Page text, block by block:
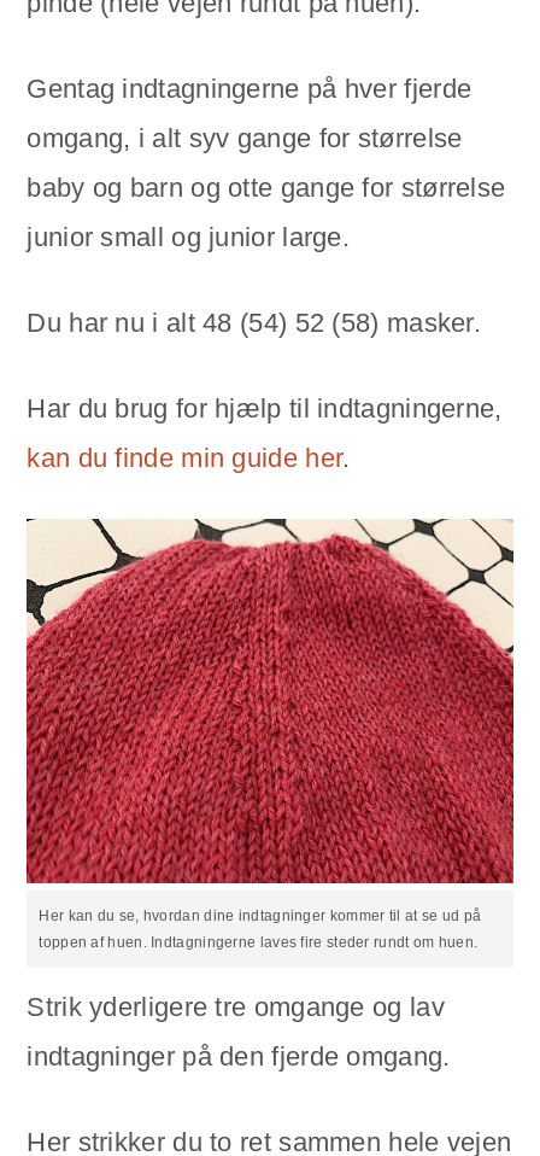
Gentag indtagningerne på hver fjerde
omgang, i alt syv gange for størrelse
baby og barn og otte gange for størrelse
junior small og junior large.
Du har nu i alt 48 (54) 52 (58) masker.
Har du brug for hjælp til indtagningerne,
kan du finde min guide her.
Her kan du se, hvordan dine indtagninger kommer til at se ud på
toppen af huen. Indtagningerne laves fire steder rundt om huen.
Strik yderligere tre omgange og lav
indtagninger på den fjerde omgang.
Her strikker du to ret sammen hele vejen